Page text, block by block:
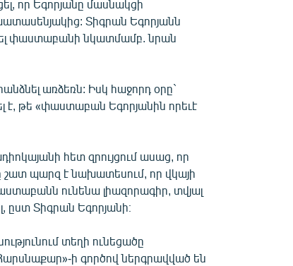
որ Եգորյանը մասնակցի
Տիգրան Եգորյանն
փաստաբանի նկատմամբ. նրան
առձեռն: Իսկ հաջորդ օրը`
է, թե «փաստաբան Եգորյանին որեւէ
հետ զրույցում ասաց, որ
շատ պարզ է նախատեսում, որ վկայի
ունենա լիազորագիր, տվյալ
ըստ Տիգրան Եգորյանի։
տեղի ունեցածը
ի գործով ներգրավված են